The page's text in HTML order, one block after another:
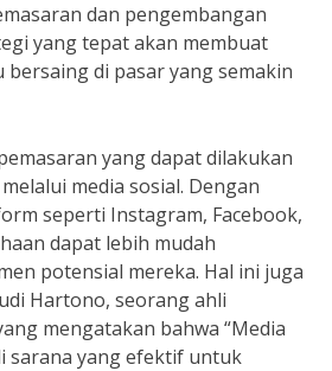
dan pengembangan
yang tepat akan membuat
bersaing di pasar yang semakin
yang dapat dilakukan
media sosial. Dengan
seperti Instagram, Facebook,
dapat lebih mudah
potensial mereka. Hal ini juga
Hartono, seorang ahli
mengatakan bahwa “Media
sarana yang efektif untuk